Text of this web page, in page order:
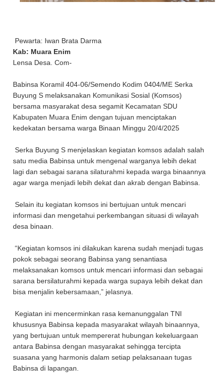
Pewarta: Iwan Brata Darma
Kab: Muara Enim
Lensa Desa. Com-
Babinsa Koramil 404-06/Semendo Kodim 0404/ME Serka
Buyung S melaksanakan Komunikasi Sosial (Komsos)
bersama masyarakat desa segamit Kecamatan SDU
Kabupaten Muara Enim dengan tujuan menciptakan
kedekatan bersama warga Binaan Minggu 20/4/2025
Serka Buyung S menjelaskan kegiatan komsos adalah salah
satu media Babinsa untuk mengenal warganya lebih dekat
lagi dan sebagai sarana silaturahmi kepada warga binaannya
agar warga menjadi lebih dekat dan akrab dengan Babinsa.
Selain itu kegiatan komsos ini bertujuan untuk mencari
informasi dan mengetahui perkembangan situasi di wilayah
desa binaan.
“Kegiatan komsos ini dilakukan karena sudah menjadi tugas
pokok sebagai seorang Babinsa yang senantiasa
melaksanakan komsos untuk mencari informasi dan sebagai
sarana bersilaturahmi kepada warga supaya lebih dekat dan
bisa menjalin kebersamaan,” jelasnya.
Kegiatan ini mencerminkan rasa kemanunggalan TNI
khususnya Babinsa kepada masyarakat wilayah binaannya,
yang bertujuan untuk mempererat hubungan kekeluargaan
antara Babinsa dengan masyarakat sehingga tercipta
suasana yang harmonis dalam setiap pelaksanaan tugas
Babinsa di lapangan.